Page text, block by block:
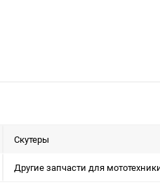
Скутеры
Другие запчасти для